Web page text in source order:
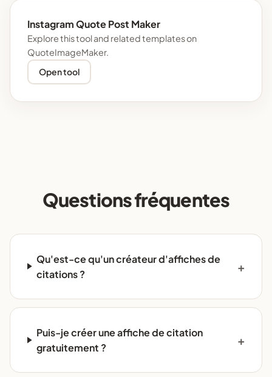
Instagram Quote Post Maker
Explore this tool and related templates on
QuoteImageMaker.
Open tool
Questions fréquentes
Qu'est-ce qu'un créateur d'affiches de
citations ?
Puis-je créer une affiche de citation
gratuitement ?